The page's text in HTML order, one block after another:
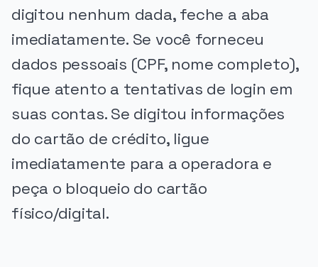
digitou nenhum dada, feche a aba
imediatamente. Se você forneceu
dados pessoais (CPF, nome completo),
fique atento a tentativas de login em
suas contas. Se digitou informações
do cartão de crédito, ligue
imediatamente para a operadora e
peça o bloqueio do cartão
físico/digital.